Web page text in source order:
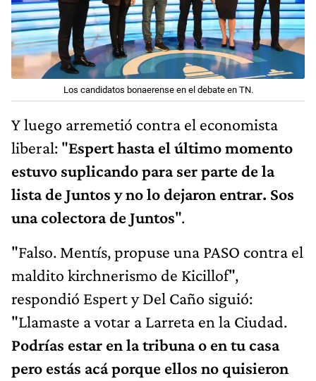
Los candidatos bonaerense en el debate en TN.
Y luego arremetió contra el economista
liberal: "Espert hasta el último momento
estuvo suplicando para ser parte de la
lista de Juntos y no lo dejaron entrar. Sos
una colectora de Juntos".
"Falso. Mentís, propuse una PASO contra el
maldito kirchnerismo de Kicillof",
respondió Espert y Del Caño siguió:
"Llamaste a votar a Larreta en la Ciudad.
Podrías estar en la tribuna o en tu casa
pero estás acá porque ellos no quisieron